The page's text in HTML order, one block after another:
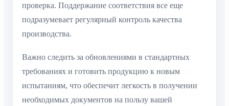
проверка. Поддержание соответствия все еще
подразумевает регулярный контроль качества
производства.
Важно следить за обновлениями в стандартных
требованиях и готовить продукцию к новым
испытаниям, что обеспечит легкость в получении
необходимых документов на пользу вашей